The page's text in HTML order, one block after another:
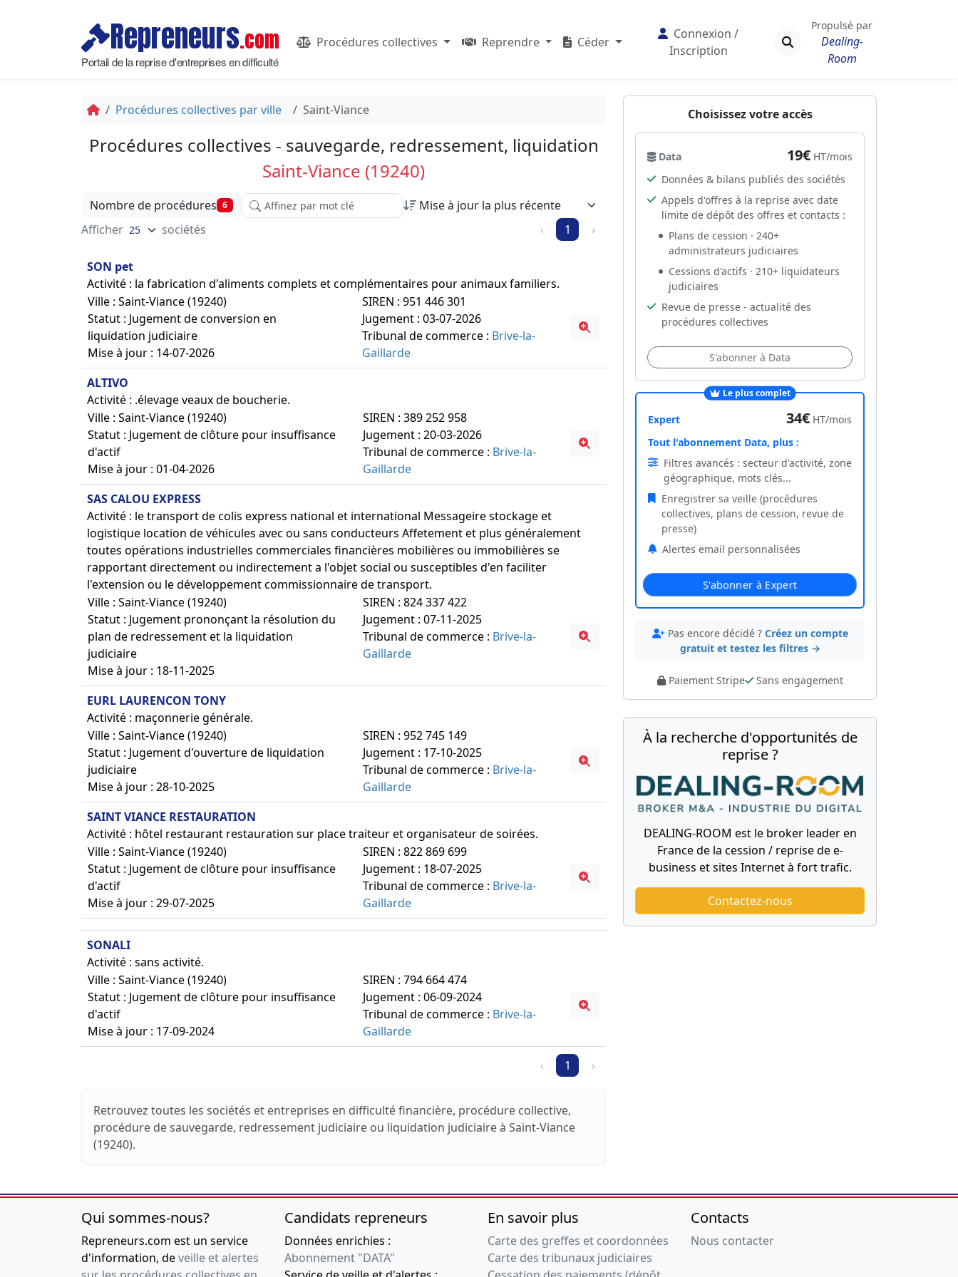
Repreneurs.com
Portail de la reprise d'entreprises en difficulté
Procédures collectives Reprendre Céder
Connexion /
Inscription
Propulsé par
Dealing-
Room
Procédures collectives par ville Saint-Viance
Procédures collectives - sauvegarde, redressement, liquidation
Saint-Viance (19240)
Nombre de procédures 6
Affinez votre recherche parmi les résultats :
Afficher
sociétés ‹ 1 ›
SON pet
Activité : la fabrication d'aliments complets et complémentaires pour animaux familiers.
Ville : Saint-Viance (19240)
Statut : Jugement de conversion en
liquidation judiciaire
Mise à jour : 14-07-2026
SIREN : 951 446 301
Jugement : 03-07-2026
Tribunal de commerce : Brive-la-
Gaillarde
ALTIVO
Activité : .élevage veaux de boucherie.
Ville : Saint-Viance (19240)
Statut : Jugement de clôture pour insuffisance
d'actif
Mise à jour : 01-04-2026
SIREN : 389 252 958
Jugement : 20-03-2026
Tribunal de commerce : Brive-la-
Gaillarde
SAS CALOU EXPRESS
Activité : le transport de colis express national et international Messageire stockage et
logistique location de véhicules avec ou sans conducteurs Affetement et plus généralement
toutes opérations industrielles commerciales financières mobilières ou immobilières se
rapportant directement ou indirectement a l'objet social ou susceptibles d'en faciliter
l'extension ou le développement commissionnaire de transport.
Ville : Saint-Viance (19240)
Statut : Jugement prononçant la résolution du
plan de redressement et la liquidation
judiciaire
Mise à jour : 18-11-2025
SIREN : 824 337 422
Jugement : 07-11-2025
Tribunal de commerce : Brive-la-
Gaillarde
EURL LAURENCON TONY
Activité : maçonnerie générale.
Ville : Saint-Viance (19240)
Statut : Jugement d'ouverture de liquidation
judiciaire
Mise à jour : 28-10-2025
SIREN : 952 745 149
Jugement : 17-10-2025
Tribunal de commerce : Brive-la-
Gaillarde
SAINT VIANCE RESTAURATION
Activité : hôtel restaurant restauration sur place traiteur et organisateur de soirées.
Ville : Saint-Viance (19240)
Statut : Jugement de clôture pour insuffisance
d'actif
Mise à jour : 29-07-2025
SIREN : 822 869 699
Jugement : 18-07-2025
Tribunal de commerce : Brive-la-
Gaillarde
SONALI
Activité : sans activité.
Ville : Saint-Viance (19240)
Statut : Jugement de clôture pour insuffisance
d'actif
Mise à jour : 17-09-2024
SIREN : 794 664 474
Jugement : 06-09-2024
Tribunal de commerce : Brive-la-
Gaillarde
‹ 1 ›
Retrouvez toutes les sociétés et entreprises en difficulté financière, procédure collective,
procédure de sauvegarde, redressement judiciaire ou liquidation judiciaire à Saint-Viance
(19240).
Choisissez votre accès
Data 19€ HT/mois
Données & bilans publiés des sociétés
Appels d'offres à la reprise avec date
limite de dépôt des offres et contacts :
Plans de cession · 240+
administrateurs judiciaires
Cessions d'actifs · 210+ liquidateurs
judiciaires
Revue de presse - actualité des
procédures collectives
S'abonner à Data
Le plus complet
Expert 34€ HT/mois
Tout l'abonnement Data, plus :
Filtres avancés : secteur d'activité, zone
géographique, mots clés...
Enregistrer sa veille (procédures
collectives, plans de cession, revue de
presse)
Alertes email personnalisées
S'abonner à Expert
Pas encore décidé ? Créez un compte
gratuit et testez les filtres →
Paiement Stripe Sans engagement
À la recherche d'opportunités de
reprise ?
DEALING-ROOM est le broker leader en
France de la cession / reprise de e-
business et sites Internet à fort trafic.
Contactez-nous
Qui sommes-nous?
Repreneurs.com est un service
d'information, deveille et alertes
Candidats repreneurs
Données enrichies :
Abonnement "DATA"
En savoir plus
Carte des greffes et coordonnées
Carte des tribunaux judiciaires
Contacts
Nous contacter